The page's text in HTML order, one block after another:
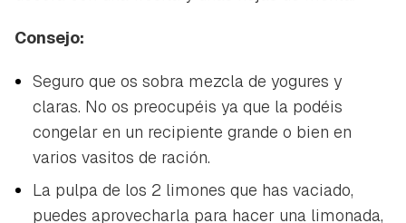
Consejo:
Seguro que os sobra mezcla de yogures y
claras. No os preocupéis ya que la podéis
congelar en un recipiente grande o bien en
varios vasitos de ración.
La pulpa de los 2 limones que has vaciado,
puedes aprovecharla para hacer una limonada,